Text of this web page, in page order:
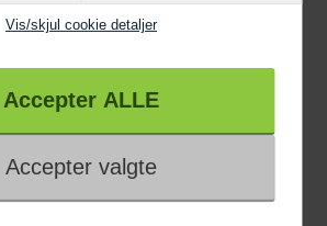
Vis/skjul cookie detaljer
Gode råd